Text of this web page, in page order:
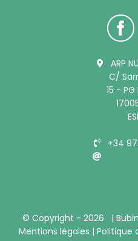
ARP
C/
15 - PG
+34
© Copyright - 2026 |
Mentions légales | Politique